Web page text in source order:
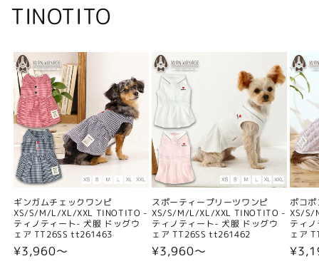
TINOTITO
ギンガムチェックワンピ
XS/S/M/L/XL/XXL TINOTITO -
ティノティート- 犬服 ドッグウ
ェア TT26SS tt261463
通
¥3,960〜
スポーティープリーツワンピ
XS/S/M/L/XL/XXL TINOTITO -
ティノティート- 犬服 ドッグウ
ェア TT26SS tt261462
通
¥3,960〜
ポコ
XS/S/
ティ
ェア
通